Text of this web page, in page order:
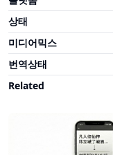
상태
미디어믹스
번역상태
Related